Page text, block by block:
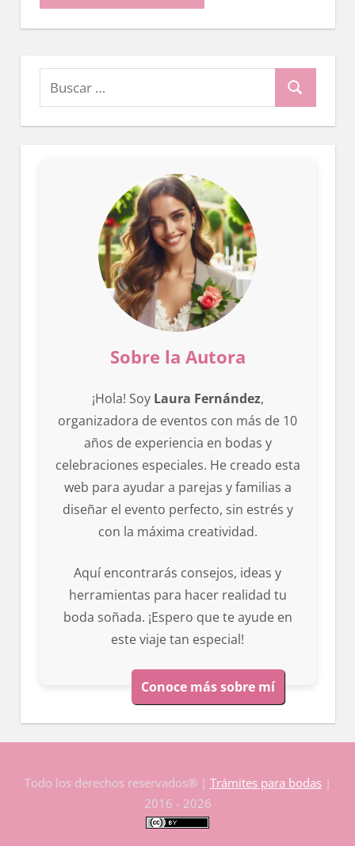
Buscar
Sobre la Autora
¡Hola! Soy Laura Fernández,
organizadora de eventos con más de 10
años de experiencia en bodas y
celebraciones especiales. He creado esta
web para ayudar a parejas y familias a
diseñar el evento perfecto, sin estrés y
con la máxima creatividad.
Aquí encontrarás consejos, ideas y
herramientas para hacer realidad tu
boda soñada. ¡Espero que te ayude en
este viaje tan especial!
Conoce más sobre mí
Todo los derechos reservados® | Trámites para bodas|
2016 - 2026